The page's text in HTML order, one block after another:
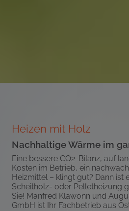
Heizen mit Holz
Nachhaltige Wärme im
Eine bessere CO2-Bilanz, auf
Kosten im Betrieb, ein
Heizmittel – klingt gut? Dann ist
Scheitholz- oder Pelletheizung
Sie! Manfred Klawonn und
GmbH ist Ihr Fachbetrieb aus